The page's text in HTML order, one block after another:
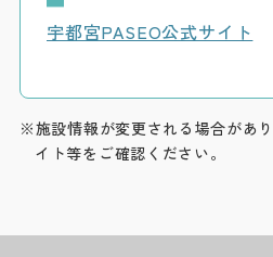
宇都宮PASEO公式サイト
※施設情報が変更される場合があ
イト等をご確認ください。